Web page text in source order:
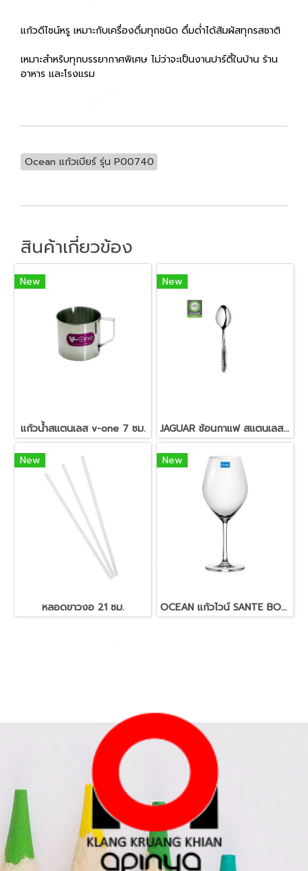
แก้วดีไซน์หรู เหมาะกับเครื่องดื่มทุกชนิด ดื่มด่ำได้สัมผัสทุกรสชาติ
เหมาะสำหรับทุกบรรยากาศพิเศษ ไม่ว่าจะเป็นงานปาร์ตี้ในบ้าน ร้าน
อาหาร และโรงแรม
Ocean แก้วเบียร์ รุ่น P00740
สินค้าเกี่ยวข้อง
New
แก้วน้ำสแตนเลส v-one 7 ซม.
New
JAGUAR ช้อนกาแฟ สแตนเลส ตรา จากัวร์ (สอบถามราคา)
New
หลอดขาวงอ 21 ซม.
New
OCEAN แก้วไวน์ SANTE BORDEAUX, 595 ML.(สอบถามราคา)